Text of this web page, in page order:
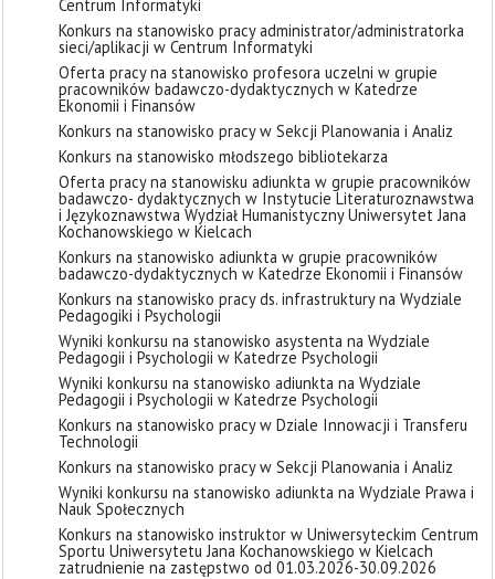
Centrum Informatyki
Konkurs na stanowisko pracy administrator/administratorka
sieci/aplikacji w Centrum Informatyki
Oferta pracy na stanowisko profesora uczelni w grupie
pracowników badawczo-dydaktycznych w Katedrze
Ekonomii i Finansów
Konkurs na stanowisko pracy w Sekcji Planowania i Analiz
Konkurs na stanowisko młodszego bibliotekarza
Oferta pracy na stanowisku adiunkta w grupie pracowników
badawczo- dydaktycznych w Instytucie Literaturoznawstwa
i Językoznawstwa Wydział Humanistyczny Uniwersytet Jana
Kochanowskiego w Kielcach
Konkurs na stanowisko adiunkta w grupie pracowników
badawczo-dydaktycznych w Katedrze Ekonomii i Finansów
Konkurs na stanowisko pracy ds. infrastruktury na Wydziale
Pedagogiki i Psychologii
Wyniki konkursu na stanowisko asystenta na Wydziale
Pedagogii i Psychologii w Katedrze Psychologii
Wyniki konkursu na stanowisko adiunkta na Wydziale
Pedagogii i Psychologii w Katedrze Psychologii
Konkurs na stanowisko pracy w Dziale Innowacji i Transferu
Technologii
Konkurs na stanowisko pracy w Sekcji Planowania i Analiz
Wyniki konkursu na stanowisko adiunkta na Wydziale Prawa i
Nauk Społecznych
Konkurs na stanowisko instruktor w Uniwersyteckim Centrum
Sportu Uniwersytetu Jana Kochanowskiego w Kielcach
zatrudnienie na zastępstwo od 01.03.2026-30.09.2026